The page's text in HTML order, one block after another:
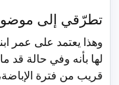
تطرّقي إلى
وهذا يعتمد على عمر
لها بأنه وفي حالة
قريب من فترة